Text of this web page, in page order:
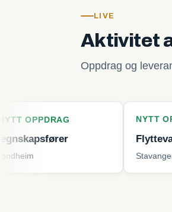
LIVE
Aktivitet
Oppdrag og
NYTT OPPDRAG